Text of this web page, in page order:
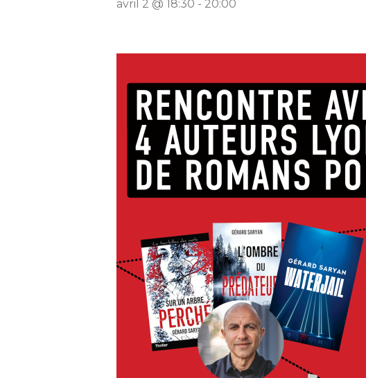
Panneau lumineux
avril 2 @ 18:30 - 20:00